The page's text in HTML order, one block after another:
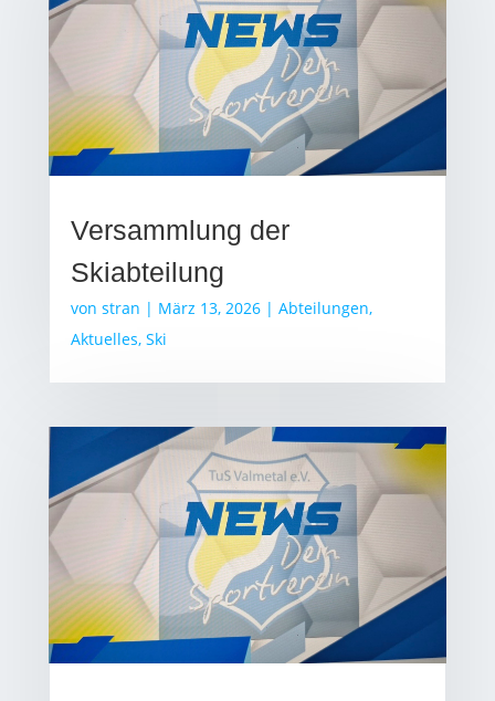
Versammlung der
Skiabteilung
von stran | März 13, 2026| Abteilungen,
Aktuelles, Ski